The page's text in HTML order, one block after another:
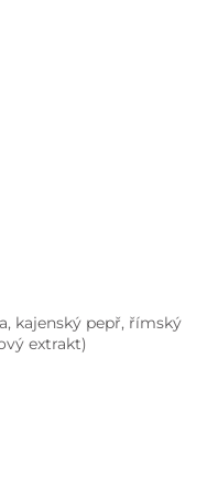
kajenský pepř, římský
extrakt)